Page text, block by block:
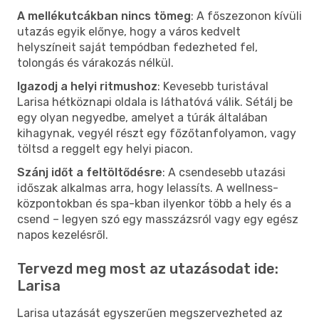
A mellékutcákban nincs tömeg: A főszezonon kívüli
utazás egyik előnye, hogy a város kedvelt
helyszíneit saját tempódban fedezheted fel,
tolongás és várakozás nélkül.
Igazodj a helyi ritmushoz: Kevesebb turistával
Larisa hétköznapi oldala is láthatóvá válik. Sétálj be
egy olyan negyedbe, amelyet a túrák általában
kihagynak, vegyél részt egy főzőtanfolyamon, vagy
töltsd a reggelt egy helyi piacon.
Szánj időt a feltöltődésre: A csendesebb utazási
időszak alkalmas arra, hogy lelassíts. A wellness-
központokban és spa-kban ilyenkor több a hely és a
csend – legyen szó egy masszázsról vagy egy egész
napos kezelésről.
Tervezd meg most az utazásodat ide:
Larisa
Larisa utazását egyszerűen megszervezheted az